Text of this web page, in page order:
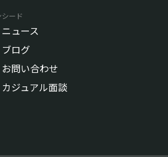
ード
ニュース
ブログ
お問い合わせ
カジュアル面談